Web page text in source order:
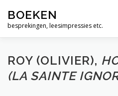
naarBOEKEN
besprekingen, leesimpressies etc.
Alleen maar woorden
De bijbel, een vrij
ROY (OLIVIER),
(LA SAINTE